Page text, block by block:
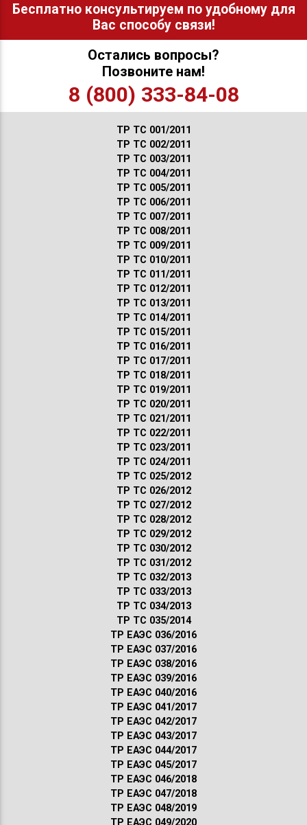
Бесплатно консультируем по удобному для
Вас способу связи!
Остались вопросы?
Позвоните нам!
8 (800) 333-84-08
ТР ТС 001/2011
ТР ТС 002/2011
ТР ТС 003/2011
ТР ТС 004/2011
ТР ТС 005/2011
ТР ТС 006/2011
ТР ТС 007/2011
ТР ТС 008/2011
ТР ТС 009/2011
ТР ТС 010/2011
ТР ТС 011/2011
ТР ТС 012/2011
ТР ТС 013/2011
ТР ТС 014/2011
ТР ТС 015/2011
ТР ТС 016/2011
ТР ТС 017/2011
ТР ТС 018/2011
ТР ТС 019/2011
ТР ТС 020/2011
ТР ТС 021/2011
ТР ТС 022/2011
ТР ТС 023/2011
ТР ТС 024/2011
ТР ТС 025/2012
ТР ТС 026/2012
ТР ТС 027/2012
ТР ТС 028/2012
ТР ТС 029/2012
ТР ТС 030/2012
ТР ТС 031/2012
ТР ТС 032/2013
ТР ТС 033/2013
ТР ТС 034/2013
ТР ТС 035/2014
ТР ЕАЭС 036/2016
ТР ЕАЭС 037/2016
ТР ЕАЭС 038/2016
ТР ЕАЭС 039/2016
ТР ЕАЭС 040/2016
ТР ЕАЭС 041/2017
ТР ЕАЭС 042/2017
ТР ЕАЭС 043/2017
ТР ЕАЭС 044/2017
ТР ЕАЭС 045/2017
ТР ЕАЭС 046/2018
ТР ЕАЭС 047/2018
ТР ЕАЭС 048/2019
ТР ЕАЭС 049/2020